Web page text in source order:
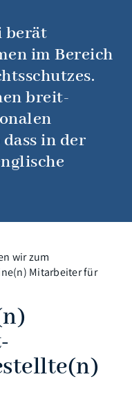
berät
im Bereich
breit­
in der
wir zum
Mitarbeiter für